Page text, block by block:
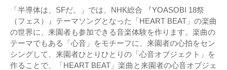
「半導体は、SFだ。」では、NHK総合 『YOASOBI 18祭
（フェス）』テーマソングとなった「HEART BEAT」の楽曲
の世界に、来園者も参加できる音楽体験を作ります。楽曲の
テーマでもある「心音」をモチーフに、来園者の心拍をセン
シングして、来園者ひとりひとりの「心音オブジェクト」を
作ることで、「HEART BEAT」楽曲と来園者の心音オブジェ